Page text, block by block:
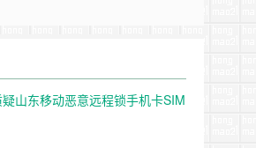
山东移动恶意远程锁手机卡SIM